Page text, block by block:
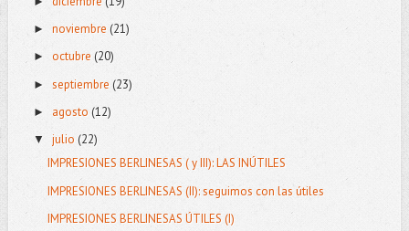
► noviembre (21)
► octubre (20)
► septiembre (23)
► agosto (12)
▼ julio (22)
IMPRESIONES BERLINESAS ( y III): LAS INÚTILES
IMPRESIONES BERLINESAS (II): seguimos con las útiles
IMPRESIONES BERLINESAS ÚTILES (I)